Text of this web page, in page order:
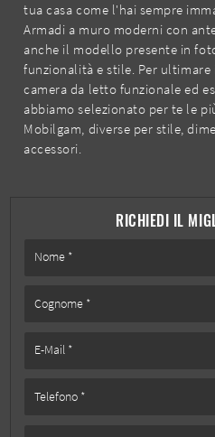
RICHIEDI IL
tua casa come l'hai sempre
Armadi a muro moderni con
anche il modello presente in
funzionalità e stile. Per
camera da letto funzionale ed
abbiamo selezionato per te le
Mobilgam, diverse per stile,
accessori.